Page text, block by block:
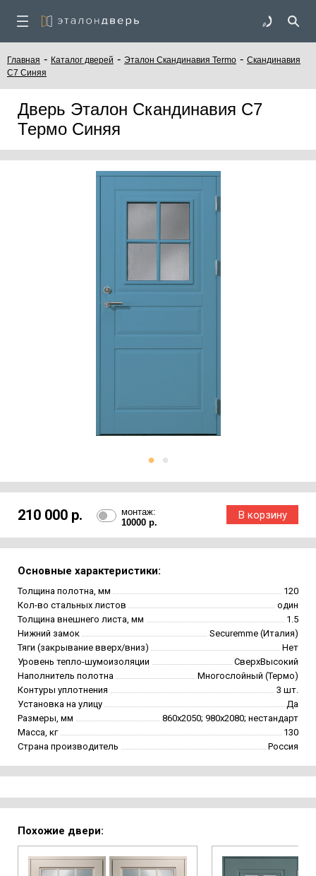
Главная - Каталог дверей - Эталон Скандинавия Termo - Скандинавия
С7 Синяя
Дверь Эталон Скандинавия С7
Термо Синяя
210 000 р.
монтаж:
10000 р.
Основные характеристики:
Толщина полотна, мм
120
Кол-во стальных листов
один
Толщина внешнего листа, мм
1.5
Нижний замок
Securemme (Италия)
Тяги (закрывание вверх/вниз)
Нет
Уровень тепло-шумоизоляции
СверхВысокий
Наполнитель полотна
Многослойный (Термо)
Контуры уплотнения
3 шт.
Установка на улицу
Да
Размеры, мм
860х2050; 980х2080; нестандарт
Масса, кг
130
Страна производитель
Россия
Похожие двери: